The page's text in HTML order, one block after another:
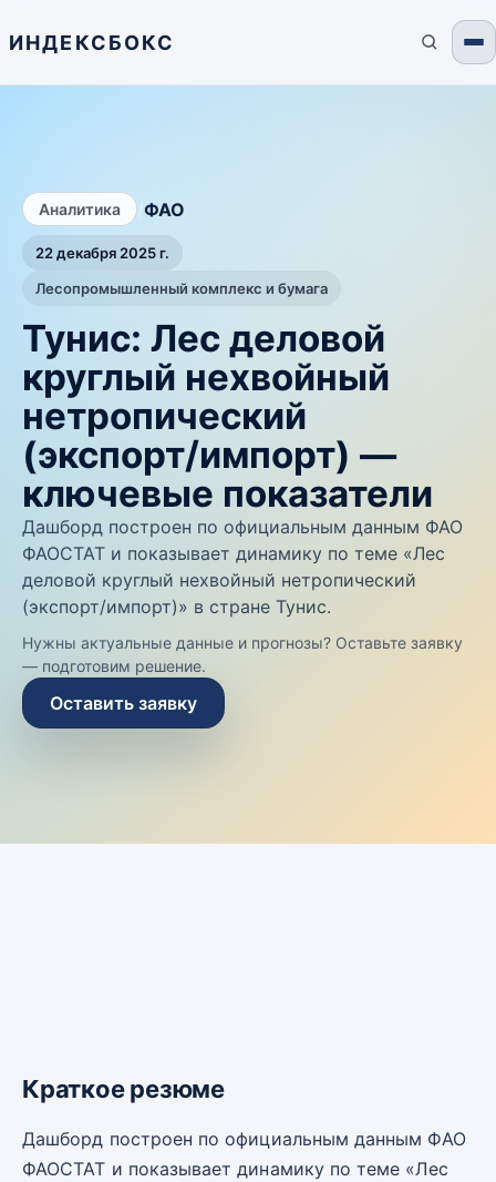
ИНДЕКСБОКС
Аналитика ФАО
22 декабря 2025 г.
Лесопромышленный комплекс и бумага
Тунис: Лес деловой
круглый нехвойный
нетропический
(экспорт/импорт) —
ключевые показатели
Дашборд построен по официальным данным ФАО
ФАОСТАТ и показывает динамику по теме «Лес
деловой круглый нехвойный нетропический
(экспорт/импорт)» в стране Тунис.
Нужны актуальные данные и прогнозы? Оставьте заявку
— подготовим решение.
Оставить заявку
Краткое резюме
Дашборд построен по официальным данным ФАО
ФАОСТАТ и показывает динамику по теме «Лес